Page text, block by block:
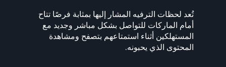
تُعد لحظات الترفيه المشار إليها بمثابة فرصًا تتاح
أمام الماركات للتواصل بشكل مباشر وجديد مع
المستهلكين أثناء استمتاعهم بتصفح ومشاهدة
المحتوى الذي يحبونه.